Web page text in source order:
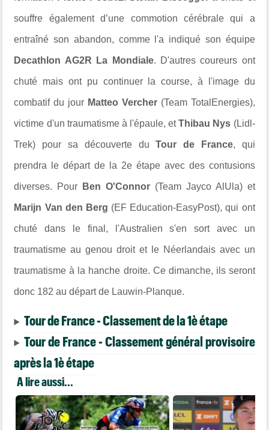
souffre également d’une commotion cérébrale qui a
entraîné son abandon, comme l'a indiqué son équipe
Decathlon AG2R La Mondiale. D'autres coureurs ont
chuté mais ont pu continuer la course, à l'image du
combatif du jour Matteo Vercher(Team TotalEnergies),
victime d'un traumatisme à l'épaule, etThibau Nys (Lidl-
Trek) pour sa découverte duTour de France, qui
prendra le départ de la 2e étape avec des contusions
diverses. Pour Ben O'Connor (Team Jayco AlUla) et
Marijn Van den Berg (EF Education-EasyPost), qui ont
chuté dans le final, l'Australien s'en sort avec un
traumatisme au genou droit et le Néerlandais avec un
traumatisme à la hanche droite. Ce dimanche, ils seront
donc 182 au départ de Lauwin-Planque.
Tour de France - Classement de la 1è étape
Tour de France - Classement général provisoire
après la 1è étape
A lire aussi...